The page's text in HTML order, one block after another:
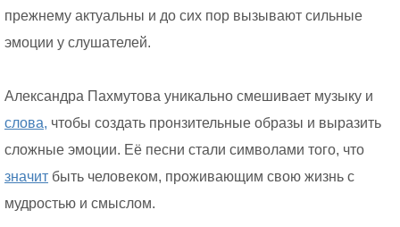
прежнему актуальны и до сих пор вызывают сильные
эмоции у слушателей.
Александра Пахмутова уникально смешивает музыку и
слова, чтобы создать пронзительные образы и выразить
сложные эмоции. Её песни стали символами того, что
значит быть человеком, проживающим свою жизнь с
мудростью и смыслом.